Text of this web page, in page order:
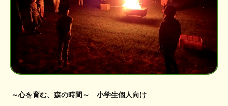
～心を育む、森の時間～ 小学生個人向け